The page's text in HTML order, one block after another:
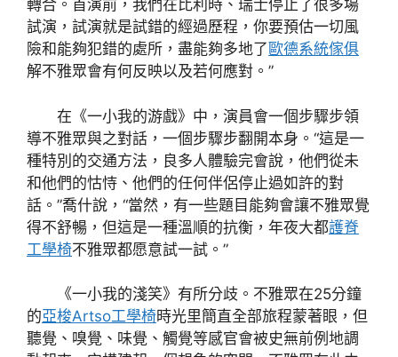
轉合。首演前，我們在比利時、瑞士停止了很多場
試演，試演就是試錯的經過歷程，你要預估一切風
險和能夠犯錯的處所，盡能夠多地了歐德系統傢俱
解不雅眾會有何反映以及若何應對。”
在《一小我的游戲》中，演員會一個步驟步領
導不雅眾與之對話，一個步驟步翻開本身。“這是一
種特別的交通方法，良多人體驗完會說，他們從未
和他們的怙恃、他們的任何伴侶停止過如許的對
話。”喬什說，“當然，有一些題目能夠會讓不雅眾覺
得不舒暢，但這是一種溫順的抗衡，年夜大都護脊
工學椅不雅眾都愿意試一試。”
《一小我的淺笑》有所分歧。不雅眾在25分鐘
的亞梭Artso工學椅時光里簡直全部旅程蒙著眼，但
聽覺、嗅覺、味覺、觸覺等感官會被史無前例地調